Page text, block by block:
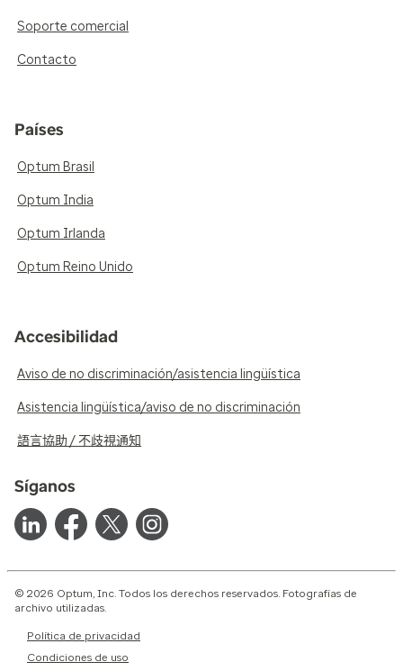
Soporte comercial
Contacto
Países
Optum Brasil
Optum India
Optum Irlanda
Optum Reino Unido
Accesibilidad
Aviso de no discriminación/asistencia lingüística
Asistencia lingüística/aviso de no discriminación
語言協助 / 不歧視通知
Síganos
© 2026 Optum, Inc. Todos los derechos reservados. Fotografías de
archivo utilizadas.
Política de privacidad
Condiciones de uso